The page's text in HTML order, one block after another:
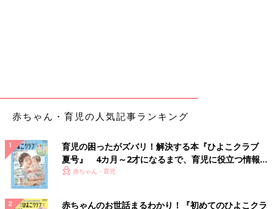
赤ちゃん・育児の人気記事ランキング
育児の困ったがズバリ！解決する本『ひよこクラブ
夏号』 4カ月～2才になるまで、育児に役立つ情報が
いっぱい！
赤ちゃん・育児
赤ちゃんのお世話まるわかり！『初めてのひよこクラ